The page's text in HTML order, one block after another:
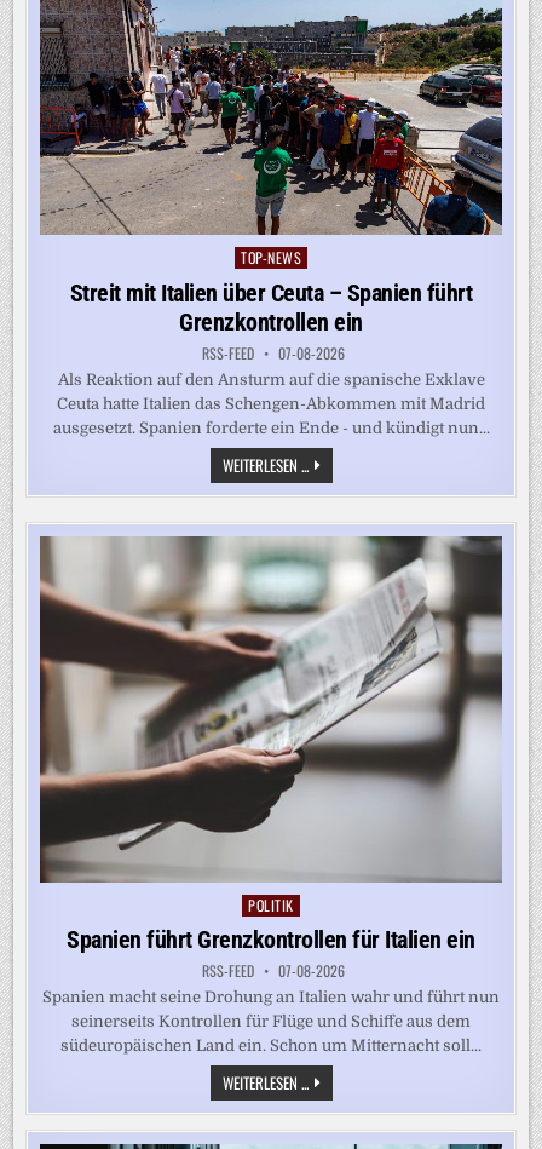
Posted
in
TOP-NEWS
Streit mit Italien über Ceuta – Spanien führt
Grenzkontrollen ein
RSS-FEED 07-08-2026
Als Reaktion auf den Ansturm auf die spanische Exklave
Ceuta hatte Italien das Schengen-Abkommen mit Madrid
ausgesetzt. Spanien forderte ein Ende - und kündigt nun...
WEITERLESEN ... STREIT
MIT
ITALIEN
CEUTA
–
SPANIEN
FÜHRT
GRENZKONTROLLEN
EIN
Posted
in
POLITIK
Spanien führt Grenzkontrollen für Italien ein
RSS-FEED 07-08-2026
Spanien macht seine Drohung an Italien wahr und führt nun
seinerseits Kontrollen für Flüge und Schiffe aus dem
südeuropäischen Land ein. Schon um Mitternacht soll...
WEITERLESEN ... SPANIEN
FÜHRT
GRENZKONTROLLEN
FÜR
ITALIEN